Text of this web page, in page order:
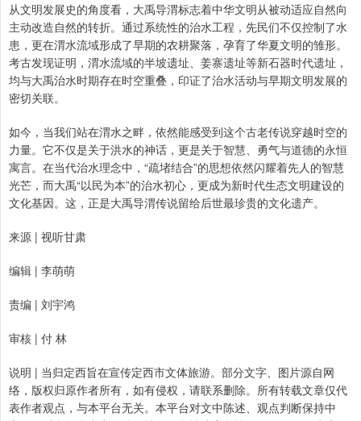
从文明发展史的角度看，大禹导渭标志着中华文明从被动适应自然向
主动改造自然的转折。通过系统性的治水工程，先民们不仅控制了水
患，更在渭水流域形成了早期的农耕聚落，孕育了华夏文明的雏形。
考古发现证明，渭水流域的半坡遗址、姜寨遗址等新石器时代遗址，
均与大禹治水时期存在时空重叠，印证了治水活动与早期文明发展的
密切关联。
如今，当我们站在渭水之畔，依然能感受到这个古老传说穿越时空的
力量。它不仅是关于洪水的神话，更是关于智慧、勇气与道德的永恒
寓言。在当代治水理念中，“疏堵结合”的思想依然闪耀着先人的智慧
光芒，而大禹“以民为本”的治水初心，更成为新时代生态文明建设的
文化基因。这，正是大禹导渭传说留给后世最珍贵的文化遗产。
来源 | 视听甘肃
编辑 | 李萌萌
责编 | 刘宇鸿
审核 | 付 林
说明 | 当归定西旨在宣传定西市文体旅游。部分文字、图片源自网
络，版权归原作者所有，如有侵权，请联系删除。所有转载文章仅代
表作者观点，与本平台无关。本平台对文中陈述、观点判断保持中